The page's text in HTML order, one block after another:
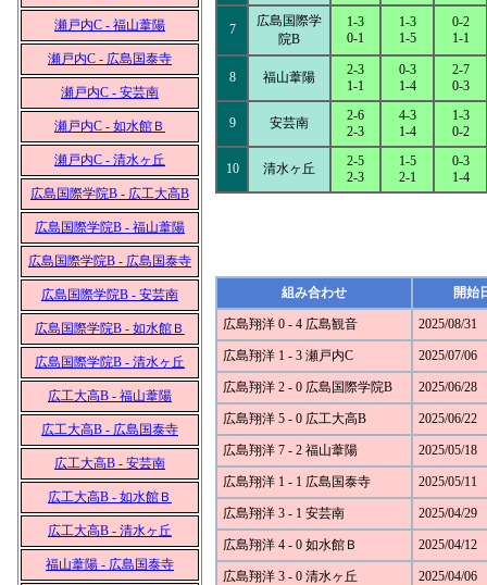
瀬戸内C - 福山葦陽
瀬戸内C - 広島国泰寺
瀬戸内C - 安芸南
瀬戸内C - 如水館Ｂ
瀬戸内C - 清水ヶ丘
広島国際学院B - 広工大高B
広島国際学院B - 福山葦陽
広島国際学院B - 広島国泰寺
広島国際学院B - 安芸南
広島国際学院B - 如水館Ｂ
広島国際学院B - 清水ヶ丘
広工大高B - 福山葦陽
広工大高B - 広島国泰寺
広工大高B - 安芸南
広工大高B - 如水館Ｂ
広工大高B - 清水ヶ丘
福山葦陽 - 広島国泰寺
7
広島国際学
院B
1-3
0-1
1-3
1-5
0-2
1-1
8 福山葦陽
2-3
1-1
0-3
1-4
2-7
0-3
9 安芸南
2-6
2-3
4-3
1-4
1-3
0-2
10 清水ヶ丘
2-5
2-3
1-5
2-1
0-3
1-4
組み合わせ 開始
広島翔洋 0 - 4 広島観音 2025/08/31
広島翔洋 1 - 3 瀬戸内C 2025/07/06
広島翔洋 2 - 0 広島国際学院B 2025/06/28
広島翔洋 5 - 0 広工大高B 2025/06/22
広島翔洋 7 - 2 福山葦陽 2025/05/18
広島翔洋 1 - 1 広島国泰寺 2025/05/11
広島翔洋 3 - 1 安芸南 2025/04/29
広島翔洋 4 - 0 如水館Ｂ 2025/04/12
広島翔洋 3 - 0 清水ヶ丘 2025/04/06